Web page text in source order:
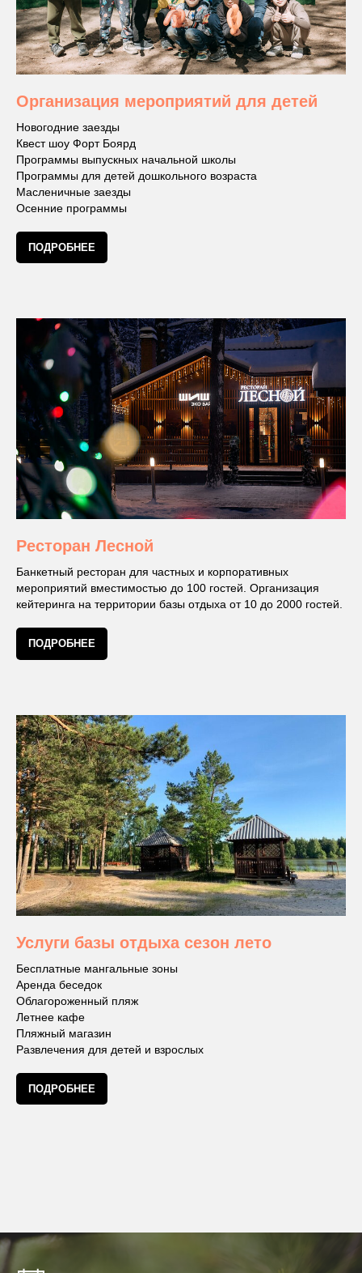
Организация мероприятий для детей
Новогодние заезды
Квест шоу Форт Боярд
Программы выпускных начальной школы
Программы для детей дошкольного возраста
Масленичные заезды
Осенние программы
ПОДРОБНЕЕ
Ресторан Лесной
Банкетный ресторан для частных и корпоративных
мероприятий вместимостью до 100 гостей. Организация
кейтеринга на территории базы отдыха от 10 до 2000 гостей.
ПОДРОБНЕЕ
Услуги базы отдыха сезон лето
Бесплатные мангальные зоны
Аренда беседок
Облагороженный пляж
Летнее кафе
Пляжный магазин
Развлечения для детей и взрослых
ПОДРОБНЕЕ